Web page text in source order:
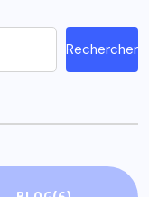
Rechercher